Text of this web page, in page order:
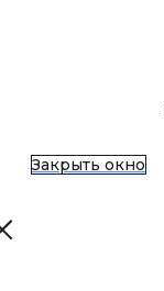
Закрыть окно